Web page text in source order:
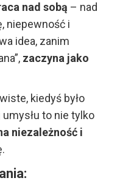
nad sobą – nad
niepewność i
idea, zanim
zaczyna jako
kiedyś było
to nie tylko
niezależność i